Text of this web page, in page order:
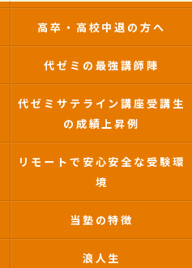
高卒・高校中退の方へ
代ゼミの最強講師陣
代ゼミサテライン講座受講生
の成績上昇例
リモートで安心安全な受験環
境
当塾の特徴
浪人生